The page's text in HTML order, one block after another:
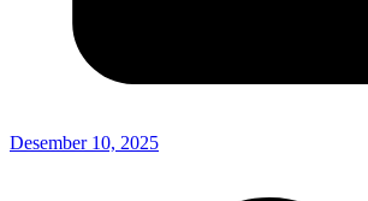
Desember 10, 2025